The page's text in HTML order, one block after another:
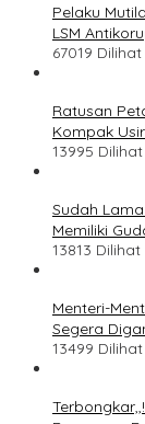
Pelaku
LSM
67019 Dilihat
Ratusan
Kompak
13995 Dilihat
Sudah
Memiliki
13813 Dilihat
Menteri-
Segera
13499 Dilihat